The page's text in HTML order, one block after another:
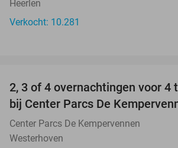
Heerlen
Verkocht: 10.281
2, 3 of 4 overnachtingen voor 4
bij Center Parcs De
Center Parcs De Kempervennen
Westerhoven